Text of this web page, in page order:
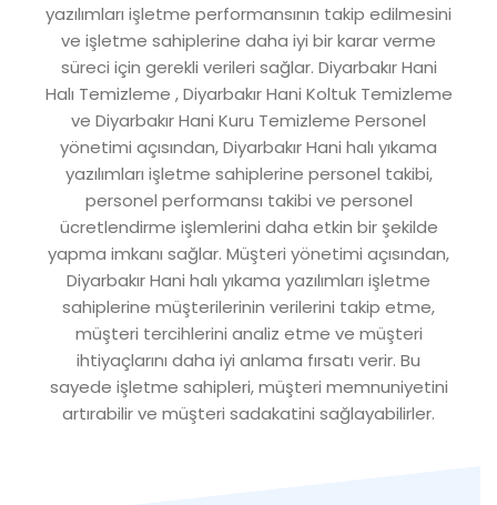
yazılımları işletme performansının takip edilmesini
ve işletme sahiplerine daha iyi bir karar verme
süreci için gerekli verileri sağlar. Diyarbakır Hani
Halı Temizleme , Diyarbakır Hani Koltuk Temizleme
ve Diyarbakır Hani Kuru Temizleme Personel
yönetimi açısından, Diyarbakır Hani halı yıkama
yazılımları işletme sahiplerine personel takibi,
personel performansı takibi ve personel
ücretlendirme işlemlerini daha etkin bir şekilde
yapma imkanı sağlar. Müşteri yönetimi açısından,
Diyarbakır Hani halı yıkama yazılımları işletme
sahiplerine müşterilerinin verilerini takip etme,
müşteri tercihlerini analiz etme ve müşteri
ihtiyaçlarını daha iyi anlama fırsatı verir. Bu
sayede işletme sahipleri, müşteri memnuniyetini
artırabilir ve müşteri sadakatini sağlayabilirler.